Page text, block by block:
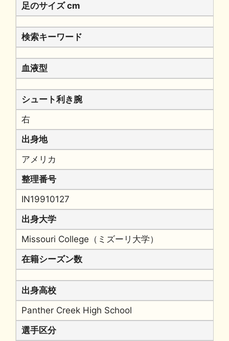
足のサイズ cm
検索キーワード
血液型
シュート利き腕
右
出身地
アメリカ
整理番号
IN19910127
出身大学
Missouri College（ミズーリ大学）
在籍シーズン数
出身高校
Panther Creek High School
選手区分